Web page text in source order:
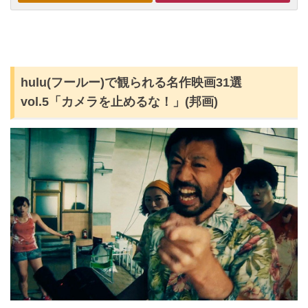
hulu(フールー)で観られる名作映画31選
vol.5「カメラを止めるな！」(邦画)